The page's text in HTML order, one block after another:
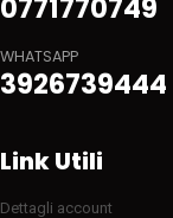
0771770749
WHATSAPP
3926739444
Link Utili
Dettagli account